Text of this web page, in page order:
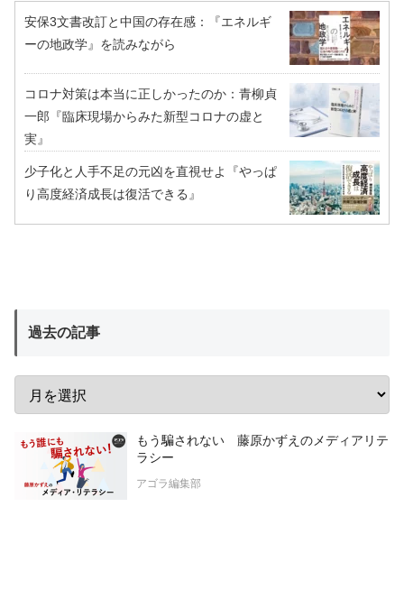
安保3文書改訂と中国の存在感：『エネルギ
ーの地政学』を読みながら
コロナ対策は本当に正しかったのか：青柳貞
一郎『臨床現場からみた新型コロナの虚と
実』
少子化と人手不足の元凶を直視せよ『やっぱ
り高度経済成長は復活できる』
過去の記事
もう騙されない 藤原かずえのメディアリテ
ラシー
アゴラ編集部